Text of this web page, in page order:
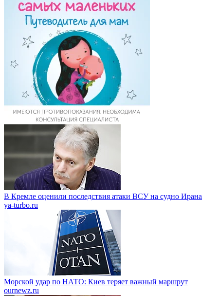
В Кремле оценили последствия атаки ВСУ на судно Ирана
ya-turbo.ru
Морской удар по НАТО: Киев теряет важный маршрут
ournewz.ru